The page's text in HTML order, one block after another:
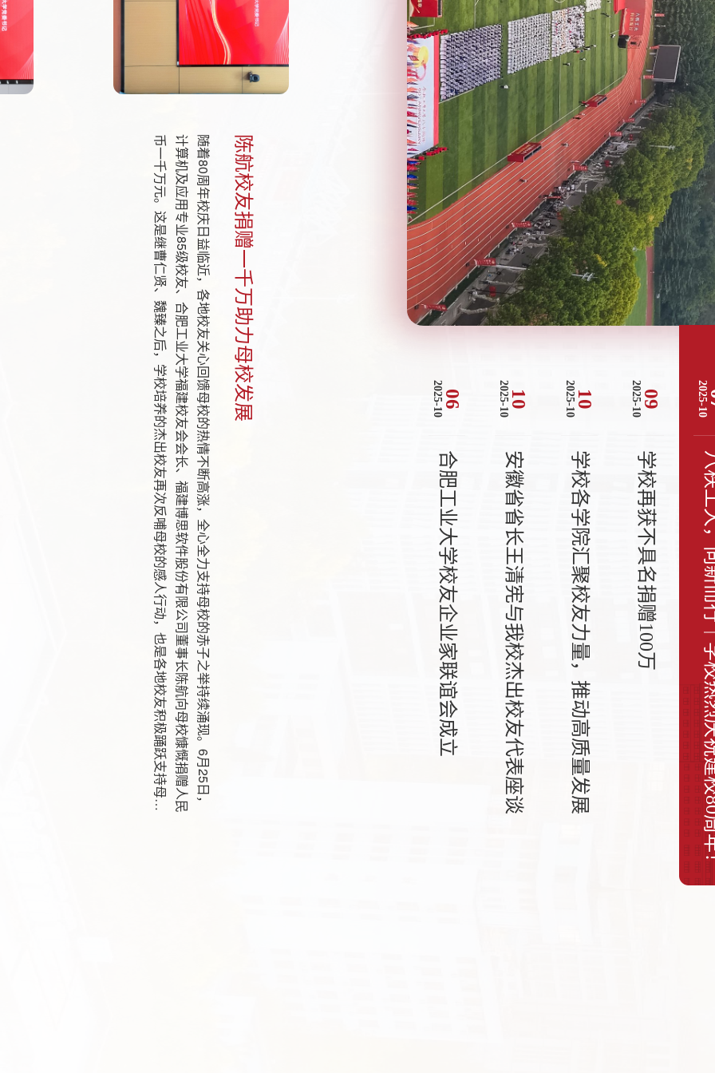
2025-10
八秩工大，向
09
2025-10
学校再获不具名捐赠100万
10
2025-10
学校各学院汇聚校友力量，推动高质量发展
10
2025-10
安徽省省长王清宪与我校杰出校友代表座谈
06
2025-10
合肥工业大学校友企业家联谊会成立
29
2
0
2
5
-
0
9陈航校友捐赠一千万助力母校发展
随
着
8
0
周
年
校
庆
日
益
临
近
，
各
地
校
友
关
心
回
馈
母
校
的
热
情
不
断
高
涨
，
全
心
全
力
支
持
母
校
的
赤
子
之
举
持
续
涌
现
。
6
月
2
5
日
，
计
算
机
及
应
用
专
业
8
5
级
校
友
、
合
肥
工
业
大
学
福
建
校
友
会
会
长
、
福
建
博
思
软
件
股
份
有
限
公
司
董
事
长
陈
航
向
母
校
慷
慨
捐
赠
人
民
币
一
千
万
元
。
这
是
继
曹
仁
贤
、
魏
臻
之
后
，
学
校
培
养
的
杰
出
校
友
再
次
反
哺
母
校
的
感
人
行
动
，
也
是
各
地
校
友
积
极
踊
跃
支
持
母
校
建
设
发
展
的
又
一
生
动
体
现
。
校
党
委
书
记
于
祥
成
向
陈
航
颁
发
捐
赠
证
书
，
校
长
郑
磊
致
辞
，
校
党
委
.
.